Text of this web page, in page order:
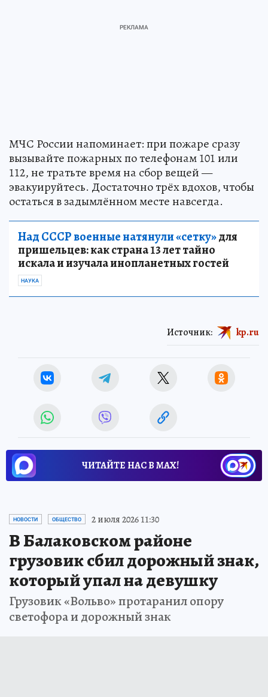
МЧС России напоминает: при пожаре сразу
вызывайте пожарных по телефонам 101 или
112, не тратьте время на сбор вещей —
эвакуируйтесь. Достаточно трёх вдохов, чтобы
остаться в задымлённом месте навсегда.
Над СССР военные натянули «сетку»для
пришельцев: как страна 13 лет тайно
искала и изучала инопланетных гостей
НАУКА
Источник: kp.ru
ЧИТАЙТЕ НАС В МАХ!
НОВОСТИ ОБЩЕСТВО 2 июля 2026 11:30
В Балаковском районе
грузовик сбил дорожный знак,
который упал на девушку
Грузовик «Вольво» протаранил опору
светофора и дорожный знак